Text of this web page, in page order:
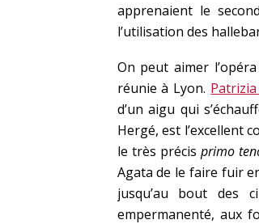
apprenaient le
l’utilisation des
On peut aimer
réunie à Lyon.
d’un aigu qui
Hergé, est l’excellent
le très précis primo
Agata de le faire fuir
jusqu’au bout des
empermanenté, aux